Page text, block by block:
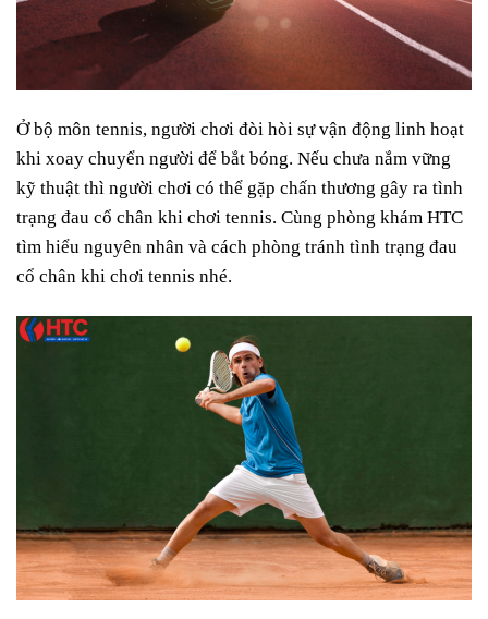
Ở bộ môn tennis, người chơi đòi hòi sự vận động linh hoạt
khi xoay chuyển người để bắt bóng. Nếu chưa nắm vững
kỹ thuật thì người chơi có thể gặp chấn thương gây ra tình
trạng đau cổ chân khi chơi tennis. Cùng phòng khám HTC
tìm hiểu nguyên nhân và cách phòng tránh tình trạng đau
cổ chân khi chơi tennis nhé.